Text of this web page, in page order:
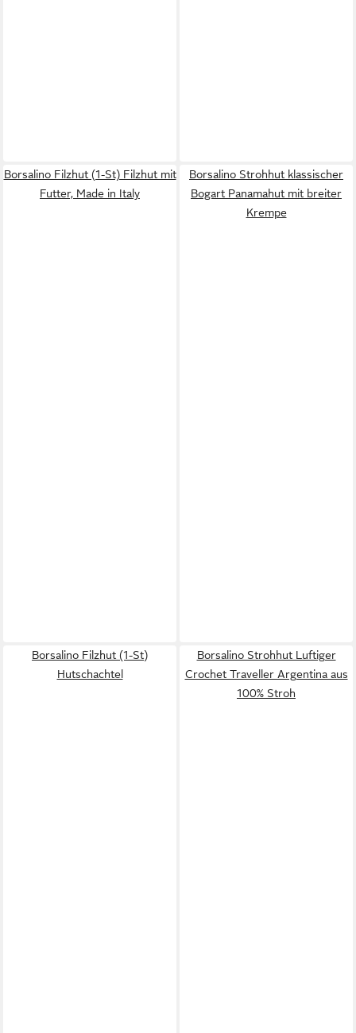
Borsalino Filzhut (1-St) Filzhut mit
Futter, Made in Italy
Borsalino Strohhut klassischer
Bogart Panamahut mit breiter
Krempe
Borsalino Filzhut (1-St)
Hutschachtel
Borsalino Strohhut Luftiger
Crochet Traveller Argentina aus
100% Stroh